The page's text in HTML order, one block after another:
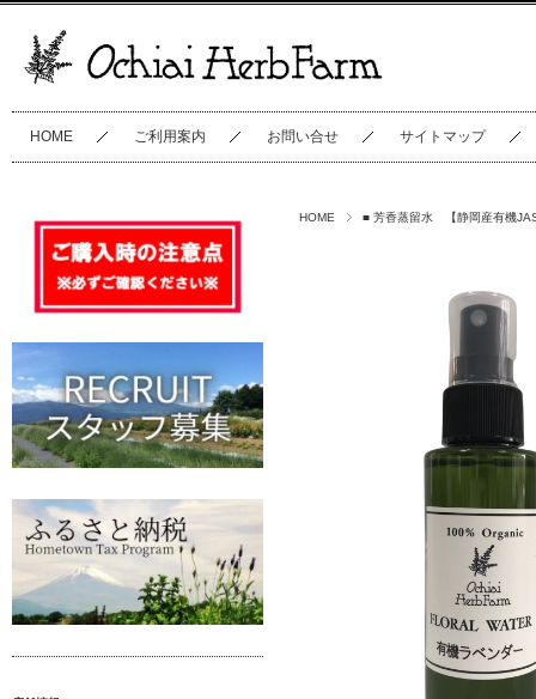
HOME ご利用案内 お問い合せ サイトマップ
HOME ■ 芳香蒸留水 【静岡産有機